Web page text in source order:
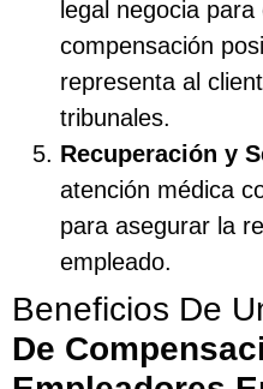
legal negocia
compensación
representa al
tribunales.
Recuperación y
atención médica
para asegurar la
empleado.
Beneficios De
De